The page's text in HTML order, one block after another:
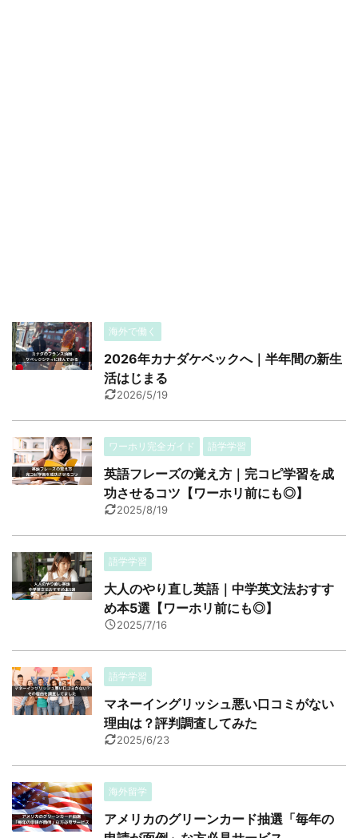
海外で働く
2026年カナダケベックへ｜半年間の新生
活はじまる
2026/5/19
ワーホリ完全ガイド 語学学習
英語フレーズの覚え方｜完コピ学習を成
功させるコツ【ワーホリ前にも◎】
2025/8/19
語学学習
大人のやり直し英語｜中学英文法おすす
め本5選【ワーホリ前にも◎】
2025/7/16
語学学習
マネーイングリッシュ悪い口コミがない
理由は？評判調査してみた
2025/6/23
海外留学
アメリカのグリーンカード抽選「毎年の